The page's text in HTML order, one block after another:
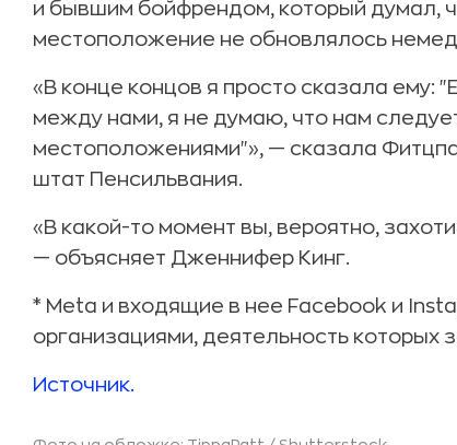
и бывшим бойфрендом, который думал,
местоположение не обновлялось
«В конце концов я просто сказала ему:
между нами, я не думаю, что нам
местоположениями"», — сказала
штат Пенсильвания.
«В какой-то момент вы, вероятно,
— объясняет Дженнифер Кинг.
* Meta и входящие в нее Facebook и
организациями, деятельность которых
Источник.